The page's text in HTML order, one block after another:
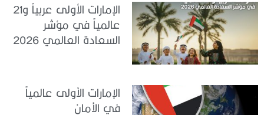
الإمارات الأولى عربياً و21
عالمياً في مؤشر
السعادة العالمي 2026
الإمارات الأولى عالمياً
في الأمان